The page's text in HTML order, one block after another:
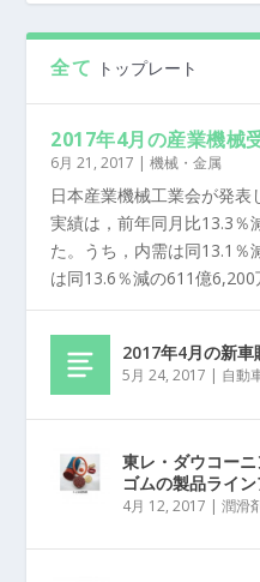
全て トップレート
2017年4月の産業機械
6月 21, 2017 |機械・金属
日本産業機械工業会が発
実績は，前年同月比13.3％
た。うち，内需は同13.1
は同13.6％減の611億6,200
2017年4月の新車
5月 24, 2017 | 自動
東レ・ダウコー
ゴムの製品ライ
4月 12, 2017 |潤滑